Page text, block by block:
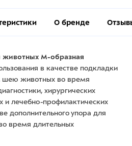
О бренде
животных М-образная
в качестве подкладки
шею животных во время
хирургических
и лечебно-профилактических
дополнительного упора для
время длительных